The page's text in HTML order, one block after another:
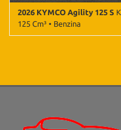
2026 KYMCO Agility 125 S
125 Cm³ • Benzina
50 Km • Cambio